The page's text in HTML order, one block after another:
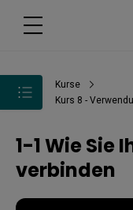
Kurse
Kurs 8 - Verwendung
1-1 Wie Sie
verbinden